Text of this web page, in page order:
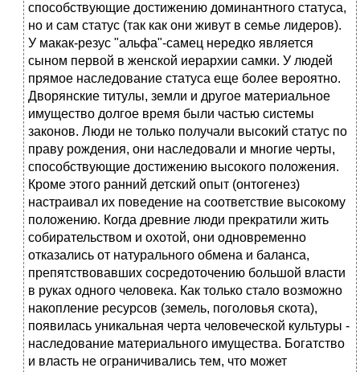
способствующие достижению доминантного статуса,
но и сам статус (так как они живут в семье лидеров).
У макак-резус "альфа"-самец нередко является
сыном первой в женской иерархии самки. У людей
прямое наследование статуса еще более вероятно.
Дворянские титулы, земли и другое материальное
имущество долгое время были частью системы
законов. Люди не только получали высокий статус по
праву рождения, они наследовали и многие черты,
способствующие достижению высокого положения.
Кроме этого ранний детский опыт (онтогенез)
настраивал их поведение на соответствие высокому
положению. Когда древние люди прекратили жить
собирательством и охотой, они одновременно
отказались от натурального обмена и баланса,
препятствовавших сосредоточению большой власти
в руках одного человека. Как только стало возможно
накопление ресурсов (земель, поголовья скота),
появилась уникальная черта человеческой культуры -
наследование материального имущества. Богатство
и власть не ограничивались тем, что может